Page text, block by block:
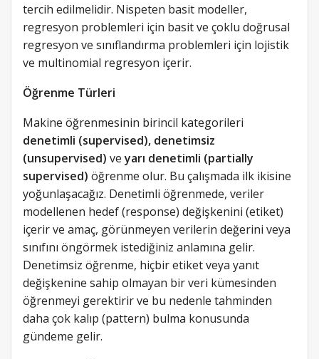
tercih edilmelidir. Nispeten basit modeller,
regresyon problemleri için basit ve çoklu doğrusal
regresyon ve sınıflandırma problemleri için lojistik
ve multinomial regresyon içerir.
Öğrenme Türleri
Makine öğrenmesinin birincil kategorileri
denetimli (supervised), denetimsiz
(unsupervised) veyarı denetimli (partially
supervised) öğrenme olur. Bu çalışmada ilk ikisine
yoğunlaşacağız. Denetimli öğrenmede, veriler
modellenen hedef (response) değişkenini (etiket)
içerir ve amaç, görünmeyen verilerin değerini veya
sınıfını öngörmek istediğiniz anlamına gelir.
Denetimsiz öğrenme, hiçbir etiket veya yanıt
değişkenine sahip olmayan bir veri kümesinden
öğrenmeyi gerektirir ve bu nedenle tahminden
daha çok kalıp (pattern) bulma konusunda
gündeme gelir.